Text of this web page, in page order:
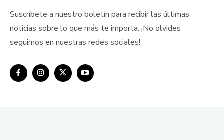
Suscríbete a nuestro boletín para recibir las últimas
noticias sobre lo que más te importa. ¡No olvides
seguirnos en nuestras redes sociales!